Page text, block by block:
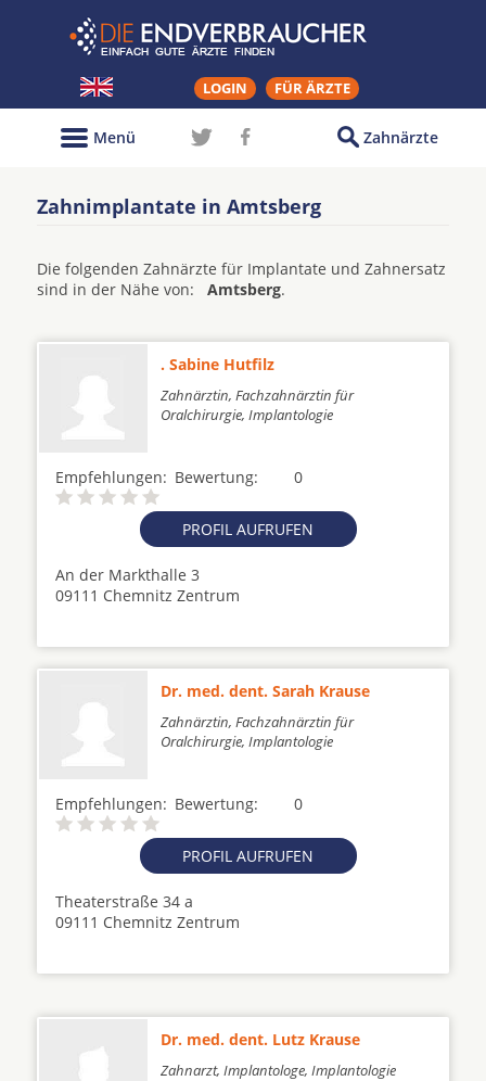
LOGIN FÜR ÄRZTE
Zahnärzte
Menü
Zahnimplantate in Amtsberg
Die folgenden Zahnärzte für Implantate und Zahnersatz
sind in der Nähe von: Amtsberg.
. Sabine Hutfilz
Zahnärztin, Fachzahnärztin für
Oralchirurgie, Implantologie
Empfehlungen: 0
Bewertung:
PROFIL AUFRUFEN
An der Markthalle 3
09111 Chemnitz Zentrum
Dr. med. dent. Sarah Krause
Zahnärztin, Fachzahnärztin für
Oralchirurgie, Implantologie
Empfehlungen: 0
Bewertung:
PROFIL AUFRUFEN
Theaterstraße 34 a
09111 Chemnitz Zentrum
Dr. med. dent. Lutz Krause
Zahnarzt, Implantologe, Implantologie